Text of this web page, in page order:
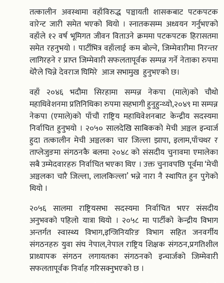
तत्कालीन अवस्थामा वहाँविरुद्ध पञ्चायती शासकबाट पटकपटक
वारेन्ट जारी समेत भएको थियो । स्नातकसम्म अध्ययन गर्नुभएको
वहाँले १२ वर्ष भूमिगत जीवन विताउने क्रममा पटकपटक हिरासतमा
समेत रहनुभयो । पार्टीभित्र वहाँलाई कम बोल्ने, जिम्मेवारीमा निरन्तर
लागिरहने र प्राप्त जिम्मेवारी सफलतापूर्वक सम्पन्न गर्ने नेताका रुपमा
धेरैले चिन्ने देवराज घिमिरे आज सभामुख हुनुभएको छ।
वहाँ २०४६ भदौमा सिरहामा सम्पन्न नेकपा (माले)को चौथो
महाधिवेशनमा प्रतिनिधिका रुपमा सहभागी हुनुहुन्थ्यो,२०४९ मा सम्पन्न
नेकपा (एमाले)को पाँचौं राष्ट्रिय महाधिवेशनबाट केन्द्रीय सदस्यमा
निर्वाचित हुनुभयो । २०५० सालदेखि साबिकको मेची अञ्चल इन्चार्ज
हुदा तत्कालीन मेची अञ्चलका चार जिल्ला झापा, इलाम,पाँचथर र
ताप्लेजुङमा संगठनकै बलमा २०४८ को संसदीय चुनावमा एमालेका
सबै उम्मेदवारहरु निर्वाचित भएका थिए । उक्त चुनावपछि पूर्वमा ‘मेची
अञ्चलका चारै जिल्ला, लालकिल्ला’ भन्ने नारा नै स्थापित हुन पुगेको
थियो ।
२०५६ सालमा राष्ट्रियसभा सदस्यमा निर्वाचित भएर संसदीय
अनुभवको पहिलो यात्रा थियो । २०५८ मा पार्टीको केन्द्रीय विभाग
अन्तर्गत स्वास्थ्य विभाग,इन्जिनियरिङ विभाग सहित जनवर्गीय
संगठनहरु युवा संघ नेपाल,नेपाल राष्ट्रिय शिक्षक संगठन,प्रगतिशील
प्राध्यापक संगठन लगायतका संगठनको इन्चार्जको जिम्मेवारी
सफलतापूर्वक निर्वाह गरिसक्नुभएको छ ।